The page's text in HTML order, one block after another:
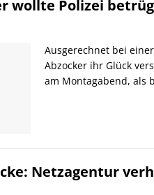
wollte Polizei
Ausgerechnet bei
Abzocker ihr Glück
am Montagabend, als
Netzagentur